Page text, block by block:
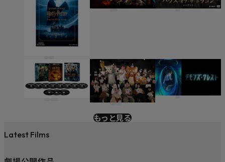
もっと見る
Latest Films